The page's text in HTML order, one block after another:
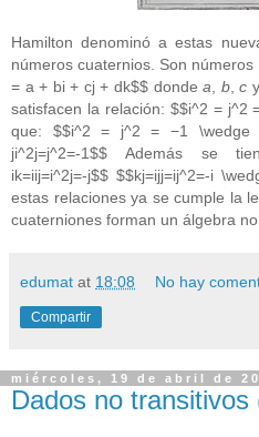
Hamilton denominó a estas
números cuaternios. Son
= a + bi + cj + dk$$ dondea b,c
satisfacen la relación: $$i^2 = j^2
que: $$i^2 = j^2 = −1 \wedge
ji^2j=j^2=-1$$ Además se
ik=iij=i^2j=-j$$ $$kj=ijj=ij^2=-i
estas relaciones ya se cumple la
cuaterniones forman un álgebra no
edumat at 18:08 No hay
Compartir
miércoles, 19 de abril de
Dados no transitivos